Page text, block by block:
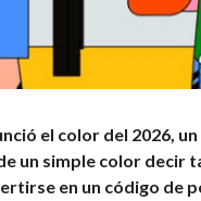
el color del 2026,
un simple color decir
en un código de